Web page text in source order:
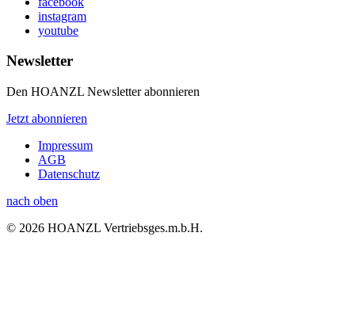
instagram
youtube
Newsletter
Den HOANZL Newsletter abonnieren
Jetzt abonnieren
Impressum
AGB
Datenschutz
nach oben
© 2026 HOANZL Vertriebsges.m.b.H.